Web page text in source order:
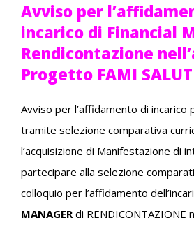
Avviso per
incarico di Financial
Rendicontazione
Progetto FAMI
Avviso per l’affidamento di incarico
tramite selezione comparativa
l’acquisizione di Manifestazione di
partecipare alla selezione
colloquio per l’affidamento
MANAGERdi RENDICONTAZIONE